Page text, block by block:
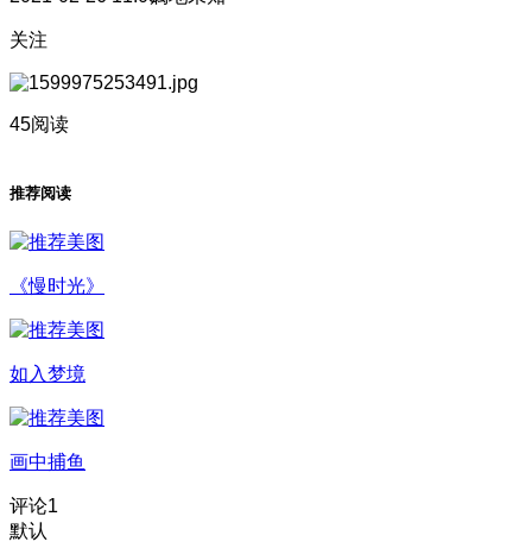
关注
45阅读
推荐阅读
《慢时光》
如入梦境
画中捕鱼
评论1
默认